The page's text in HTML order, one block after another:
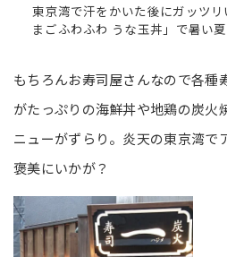
東京湾で汗をかいた後にガッツ
まごふわふわ うな玉丼」で暑い
もちろんお寿司屋さんなので各種
がたっぷりの海鮮丼や地鶏の炭火
ニューがずらり。炎天の東京湾で
褒美にいかが？